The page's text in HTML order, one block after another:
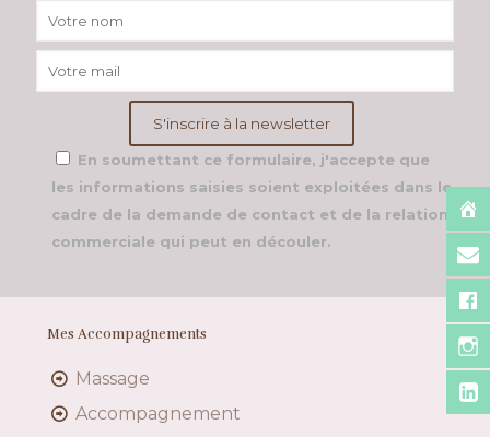
En soumettant ce formulaire, j'accepte que
les informations saisies soient exploitées dans le
cadre de la demande de contact et de la relation
commerciale qui peut en découler.
Mes Accompagnements
Massage
Accompagnement